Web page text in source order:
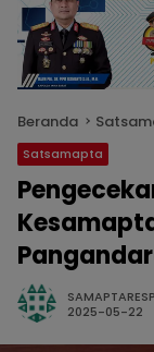
Beranda
Satsamapta
2025-05-22